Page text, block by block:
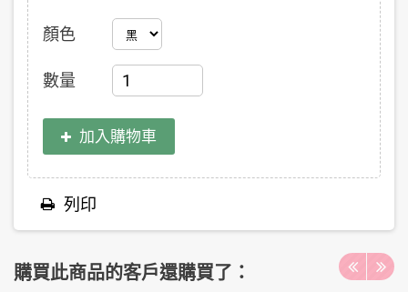
顏色
數量
加入購物車
列印
購買此商品的客戶還購買了：